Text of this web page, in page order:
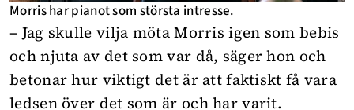
Morris har pianot som största intresse.
– Jag skulle vilja möta Morris igen som bebis
och njuta av det som var då, säger hon och
betonar hur viktigt det är att faktiskt få vara
ledsen över det som är och har varit.